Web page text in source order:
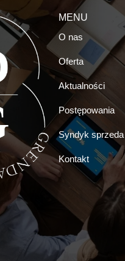
MENU
O nas
Oferta
Aktualności
Postępowania
Syndyk sprzeda
Kontakt